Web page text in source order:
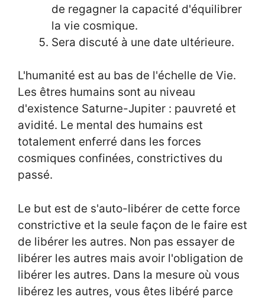
de regagner la capacité d'équilibrer
la vie cosmique.
Sera discuté à une date ultérieure.
L'humanité est au bas de l'échelle de Vie.
Les êtres humains sont au niveau
d'existence Saturne-Jupiter : pauvreté et
avidité. Le mental des humains est
totalement enferré dans les forces
cosmiques confinées, constrictives du
passé.
Le but est de s'auto-libérer de cette force
constrictive et la seule façon de le faire est
de libérer les autres. Non pas essayer de
libérer les autres mais avoir l'obligation de
libérer les autres. Dans la mesure où vous
libérez les autres, vous êtes libéré parce